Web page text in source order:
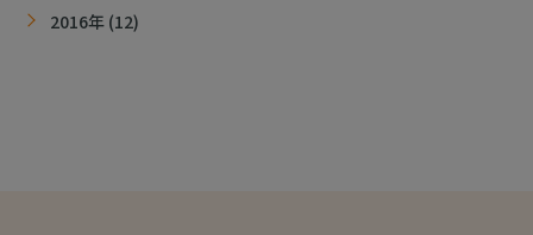
2016年 (12)